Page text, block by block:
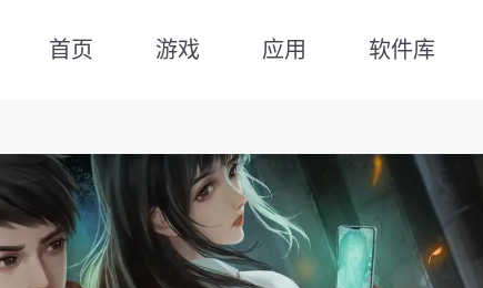
首页 游戏 应用 软件库